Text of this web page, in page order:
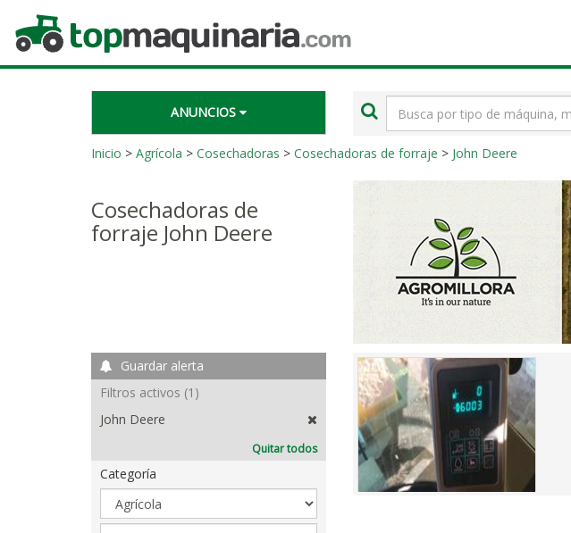
Topmaquinaria.com
ANUNCIOS
Inicio > Agrícola > Cosechadoras > Cosechadoras de forraje > John Deere
Cosechadoras de
forraje John Deere
Guardar alerta
Filtros activos (1)
John Deere
Quitar todos
Categoría
Sector
Categoría